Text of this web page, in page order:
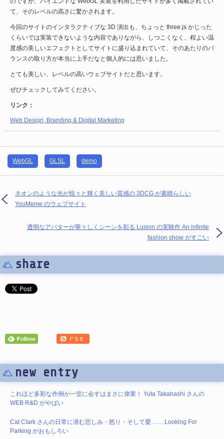
て、そのレベルの高さに驚かされます。
今回のサイトのインタラクティブな 3D 演出も、ちょっと three.js かじった
くらいでは実装できないような内容でありながら、しつこくなく、程よい温
度感の美しいエフェクトとしてサイトに盛り込まれていて、そのあたりのバ
ランスの取り方が本当に上手だなと個人的には思いました。
とても美しい、レベルの高いウェブサイトだと思います。
ぜひチェックしてみてください。
リンク：
Web Design, Branding & Digital Marketing
WebGL GLSL demo
ネオンのような光が煌々と輝く美しい質感の 3DCG が素晴らしい
YouMeme のウェブサイト
透明なアバターが華々しくシーンを彩る Lusion の実験作 An infinite
fashion show がすごい
share
new entry
これほど多彩な作例が一堂に会すはまさに偉業！ Yuta Takahashi さんの
WEB R&D がやばい
Cat Clark さんの日常に潜む悲しみ・怒り・そして愛…… Looking For
Parking がおもしろい